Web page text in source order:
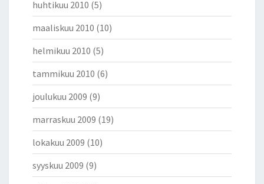
huhtikuu 2010 (5)
maaliskuu 2010 (10)
helmikuu 2010 (5)
tammikuu 2010 (6)
joulukuu 2009 (9)
marraskuu 2009 (19)
lokakuu 2009 (10)
syyskuu 2009 (9)